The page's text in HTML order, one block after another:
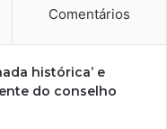
Comentários
histórica’ e
do conselho